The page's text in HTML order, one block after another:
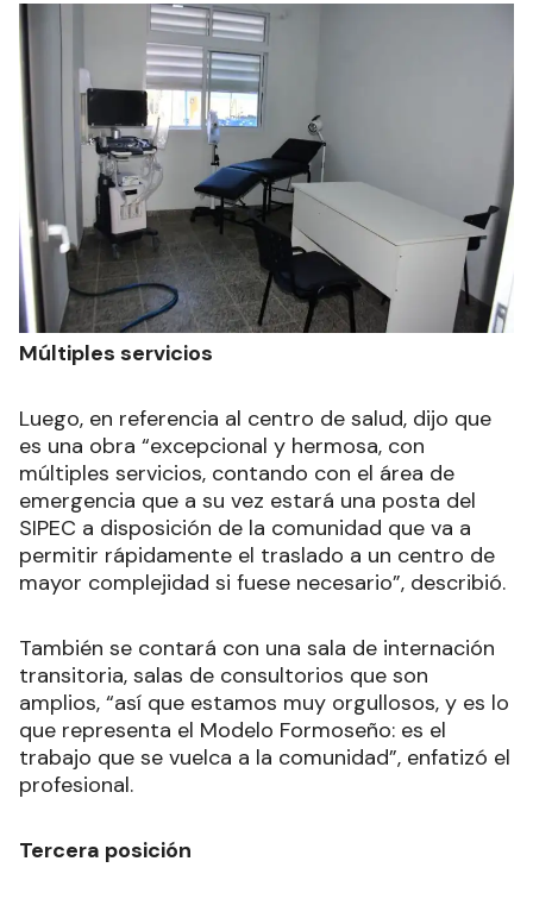
Múltiples servicios
Luego, en referencia al centro de salud, dijo que
es una obra “excepcional y hermosa, con
múltiples servicios, contando con el área de
emergencia que a su vez estará una posta del
SIPEC a disposición de la comunidad que va a
permitir rápidamente el traslado a un centro de
mayor complejidad si fuese necesario”, describió.
También se contará con una sala de internación
transitoria, salas de consultorios que son
amplios, “así que estamos muy orgullosos, y es lo
que representa el Modelo Formoseño: es el
trabajo que se vuelca a la comunidad”, enfatizó el
profesional.
Tercera posición